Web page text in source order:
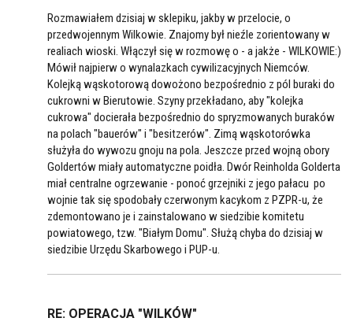
Rozmawiałem dzisiaj w sklepiku, jakby w przelocie, o
przedwojennym Wilkowie. Znajomy był nieźle zorientowany w
realiach wioski. Włączył się w rozmowę o - a jakże - WILKOWIE:)
Mówił najpierw o wynalazkach cywilizacyjnych Niemców.
Kolejką wąskotorową dowożono bezpośrednio z pól buraki do
cukrowni w Bierutowie. Szyny przekładano, aby "kolejka
cukrowa" docierała bezpośrednio do spryzmowanych buraków
na polach "bauerów" i "besitzerów". Zimą wąskotorówka
służyła do wywozu gnoju na pola. Jeszcze przed wojną obory
Goldertów miały automatyczne poidła. Dwór Reinholda Golderta
miał centralne ogrzewanie - ponoć grzejniki z jego pałacu po
wojnie tak się spodobały czerwonym kacykom z PZPR-u, że
zdemontowano je i zainstalowano w siedzibie komitetu
powiatowego, tzw. "Białym Domu". Służą chyba do dzisiaj w
siedzibie Urzędu Skarbowego i PUP-u.
RE: OPERACJA "WILKÓW"